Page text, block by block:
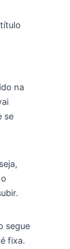
na
se
segue
fixa.